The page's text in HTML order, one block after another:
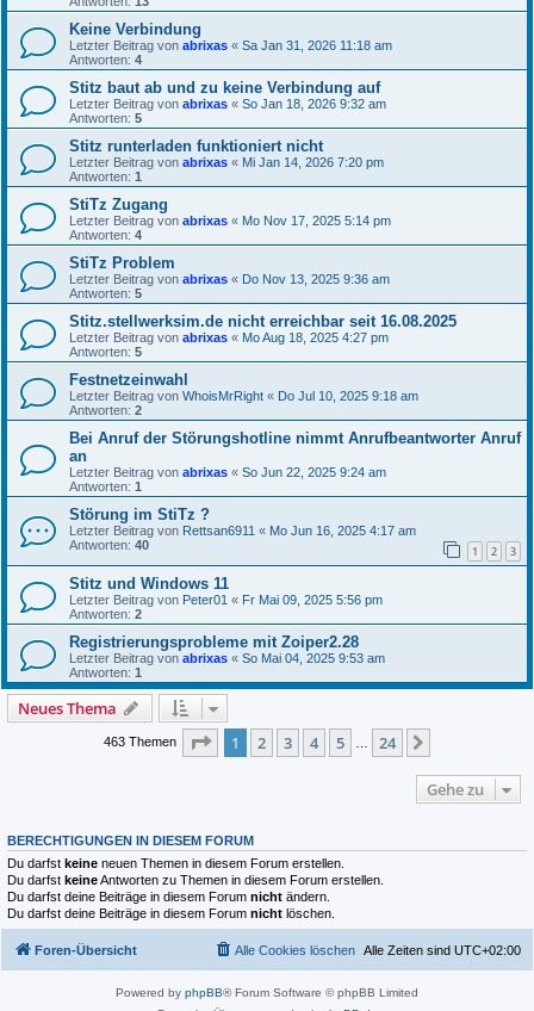
Keine Verbindung
Letzter Beitrag von abrixas « Sa Jan 31, 2026 11:18 am
Antworten: 4
Stitz baut ab und zu keine Verbindung auf
Letzter Beitrag von abrixas « So Jan 18, 2026 9:32 am
Antworten: 5
Stitz runterladen funktioniert nicht
Letzter Beitrag von abrixas « Mi Jan 14, 2026 7:20 pm
Antworten: 1
StiTz Zugang
Letzter Beitrag von abrixas « Mo Nov 17, 2025 5:14 pm
Antworten: 4
StiTz Problem
Letzter Beitrag von abrixas « Do Nov 13, 2025 9:36 am
Antworten: 5
Stitz.stellwerksim.de nicht erreichbar seit 16.08.2025
Letzter Beitrag von abrixas « Mo Aug 18, 2025 4:27 pm
Antworten: 5
Festnetzeinwahl
Letzter Beitrag von WhoisMrRight « Do Jul 10, 2025 9:18 am
Antworten: 2
Bei Anruf der Störungshotline nimmt Anrufbeantworter Anruf
an
Letzter Beitrag von abrixas « So Jun 22, 2025 9:24 am
Antworten: 1
Störung im StiTz ?
Letzter Beitrag von Rettsan6911 « Mo Jun 16, 2025 4:17 am
Antworten: 40 1 2 3
Stitz und Windows 11
Letzter Beitrag von Peter01 « Fr Mai 09, 2025 5:56 pm
Antworten: 2
Registrierungsprobleme mit Zoiper2.28
Letzter Beitrag von abrixas « So Mai 04, 2025 9:53 am
Antworten: 1
Neues Thema
463 Themen Seite 1von 24
1 2 3 4 5 24
Gehe zu
BERECHTIGUNGEN IN DIESEM FORUM
Du darfst keine neuen Themen in diesem Forum erstellen.
Du darfst keineAntworten zu Themen in diesem Forum erstellen.
Du darfst deine Beiträge in diesem Forum nicht ändern.
Du darfst deine Beiträge in diesem Forum nicht löschen.
Foren-Übersicht Alle Zeiten sind UTC+02:00
Alle Cookies löschen
Powered by phpBB® Forum Software © phpBB Limited